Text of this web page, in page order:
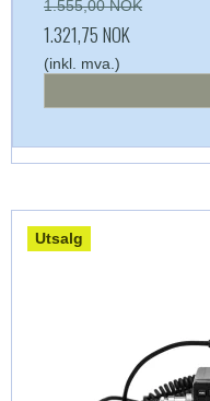
1.555,00 NOK
1.321,75 NOK
(inkl. mva.)
Utsalg